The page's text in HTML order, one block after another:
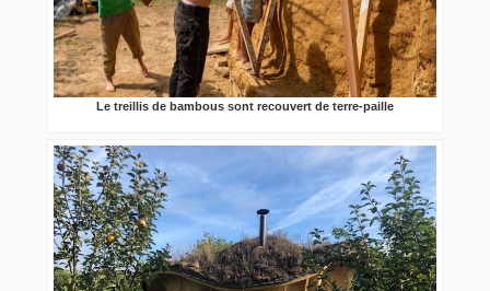
Le treillis de bambous sont recouvert de terre-paille